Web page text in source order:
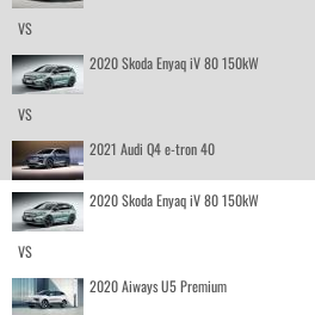
VS
2020 Skoda Enyaq iV 80 150kW
VS
2021 Audi Q4 e-tron 40
2020 Skoda Enyaq iV 80 150kW
VS
2020 Aiways U5 Premium